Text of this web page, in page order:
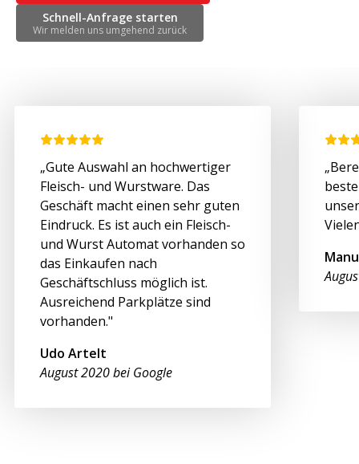
Schnell-Anfrage starten
Wir melden uns umgehend zurück
„Gute Auswahl an hochwertiger
Fleisch- und Wurstware. Das
Geschäft macht einen sehr guten
Eindruck. Es ist auch ein Fleisch-
und Wurst Automat vorhanden so
das Einkaufen nach
Geschäftschluss möglich ist.
Ausreichend Parkplätze sind
vorhanden."
Udo Artelt
August 2020 bei Google